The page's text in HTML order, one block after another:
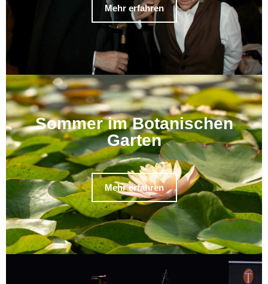
Mehr erfahren
Sommer im Botanischen
Garten
Mehr erfahren